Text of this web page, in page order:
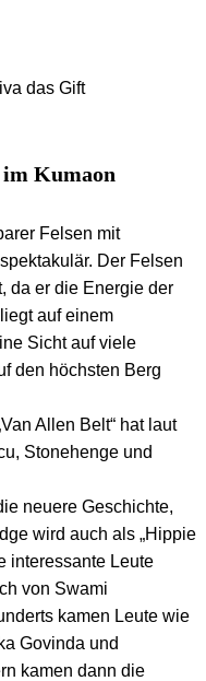
das Gift
Kumaon
Felsen mit
Der Felsen
da er die Energie der
auf einem
Sicht auf viele
den höchsten Berg
Allen Belt“ hat laut
Stonehenge und
neuere Geschichte,
wird auch als „Hippie
interessante Leute
von Swami
kamen Leute wie
Govinda und
kamen dann die